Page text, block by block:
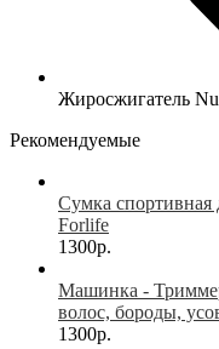
Жиросжигатель
Рекомендуемые
Сумка спортивная
Forlife
1300р.
Машинка -
волос, бороды,
1300р.